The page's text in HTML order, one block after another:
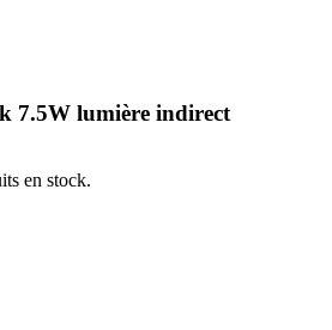
7.5W lumière indirect
en stock.